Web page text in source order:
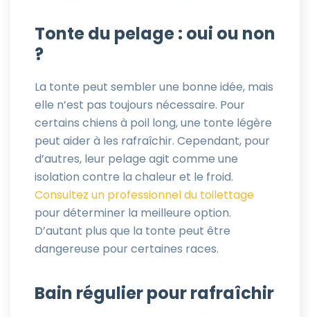
Tonte du pelage : oui ou non
?
La tonte peut sembler une bonne idée, mais
elle n’est pas toujours nécessaire. Pour
certains chiens à poil long, une tonte légère
peut aider à les rafraîchir. Cependant, pour
d’autres, leur pelage agit comme une
isolation contre la chaleur et le froid.
Consultez un professionnel du toilettage
pour déterminer la meilleure option.
D’autant plus que la tonte peut être
dangereuse pour certaines races.
Bain régulier pour rafraîchir